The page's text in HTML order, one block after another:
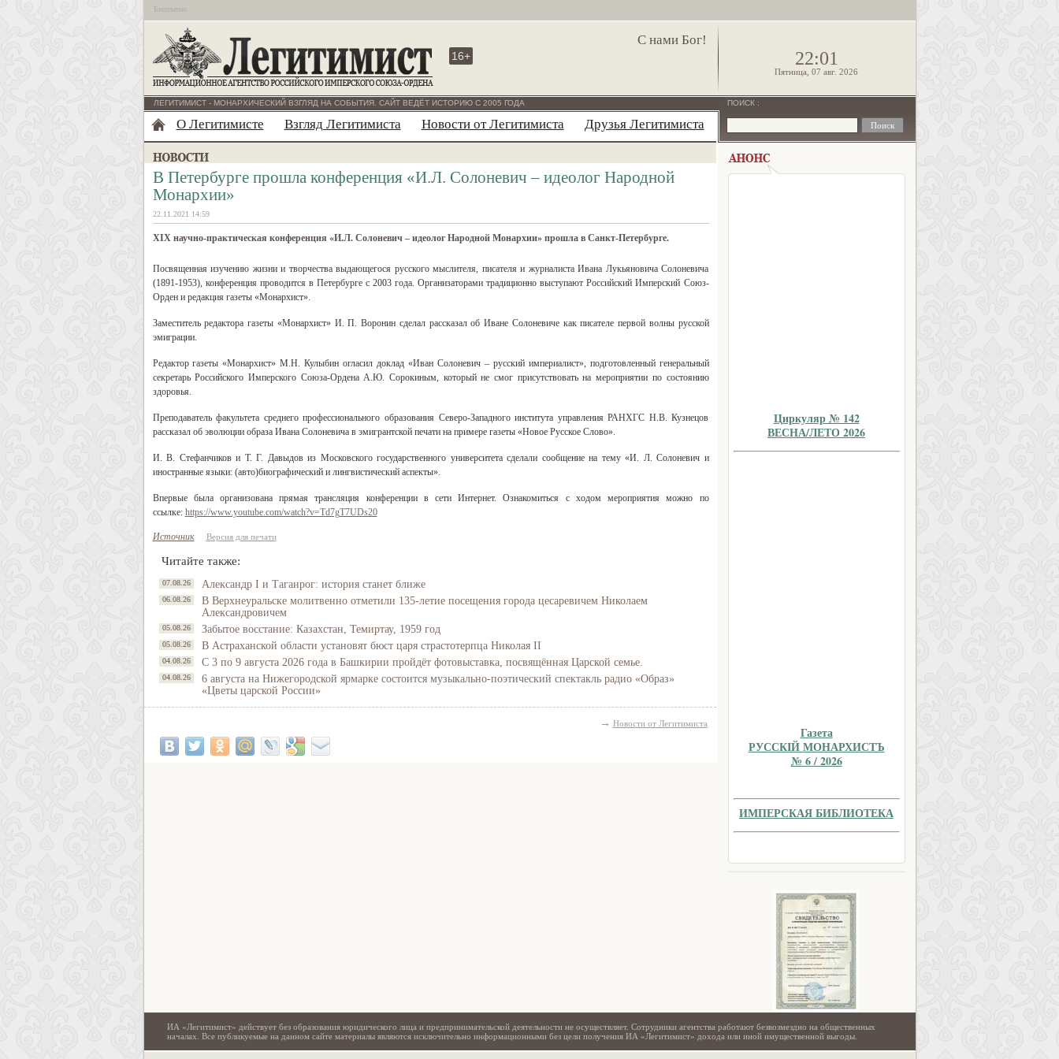
Бесплатно
С нами Бог!
16+ 22:01
Пятница, 07 авг. 2026
ЛЕГИТИМИСТ - МОНАРХИЧЕСКИЙ ВЗГЛЯД НА СОБЫТИЯ. САЙТ ВЕДЁТ ИСТОРИЮ С 2005 ГОДА
О Легитимисте Взгляд Легитимиста Новости от Легитимиста Друзья Легитимиста
В Петербурге прошла конференция «И.Л. Солоневич – идеолог Народной
Монархии»
22.11.2021 14:59
XIX научно-практическая конференция «И.Л. Солоневич – идеолог Народной Монархии» прошла в Санкт-Петербурге.
Посвященная изучению жизни и творчества выдающегося русского мыслителя, писателя и журналиста Ивана Лукьяновича Солоневича
(1891-1953), конференция проводится в Петербурге с 2003 года. Организаторами традиционно выступают Российский Имперский Союз-
Орден и редакция газеты «Монархист».
Заместитель редактора газеты «Монархист» И. П. Воронин сделал рассказал об Иване Солоневиче как писателе первой волны русской
эмиграции.
Редактор газеты «Монархист» М.Н. Кулыбин огласил доклад «Иван Солоневич – русский империалист», подготовленный генеральный
секретарь Российского Имперского Союза-Ордена А.Ю. Сорокиным, который не смог присутствовать на мероприятии по состоянию
здоровья.
Преподаватель факультета среднего профессионального образования Северо-Западного института управления РАНХГС Н.В. Кузнецов
рассказал об эволюции образа Ивана Солоневича в эмигрантской печати на примере газеты «Новое Русское Слово».
И. В. Стефанчиков и Т. Г. Давыдов из Московского государственного университета сделали сообщение на тему «И. Л. Солоневич и
иностранные языки: (авто)биографический и лингвистический аспекты».
Впервые была организована прямая трансляция конференции в сети Интернет. Ознакомиться с ходом мероприятия можно по
ссылке: https://www.youtube.com/watch?v=Td7gT7UDs20
Источник Версия для печати
Читайте также:
07.08.26 Александр I и Таганрог: история станет ближе
06.08.26
В Верхнеуральске молитвенно отметили 135-летие посещения города цесаревичем Николаем
Александровичем
05.08.26 Забытое восстание: Казахстан, Темиртау, 1959 год
05.08.26 В Астраханской области установят бюст царя страстотерпца Николая II
04.08.26 С 3 по 9 августа 2026 года в Башкирии пройдёт фотовыставка, посвящённая Царской семье.
04.08.26
6 августа на Нижегородской ярмарке состоится музыкально-поэтический спектакль радио «Образ»
«Цветы царской России»
→ Новости от Легитимиста
ПОИСК :
Циркуляр № 142
ВЕСНА/ЛЕТО 2026
Газета
РУССКIЙ МОНАРХИСТЪ
№ 6 / 2026
ИМПЕРСКАЯ БИБЛИОТЕКА
ИА «Легитимист» действует без образования юридического лица и предпринимательской деятельности не осуществляет. Сотрудники агентства работают безвозмездно на общественных
началах. Все публикуемые на данном сайте материалы являются исключительно информационными без цели получения ИА «Легитимист» дохода или иной имущественной выгоды.